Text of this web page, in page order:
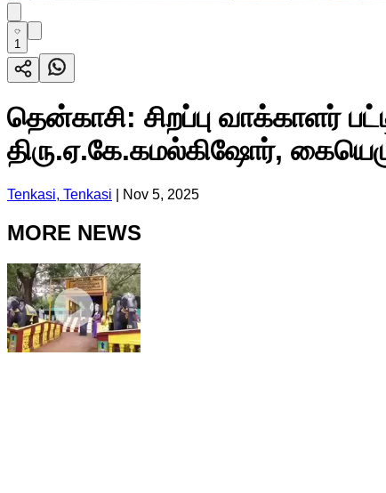
1
தென்காசி: சிறப்பு வாக்காளர்
திரு.ஏ.கே.கமல்கிஷோர்,
Tenkasi, Tenkasi Nov 5, 2025
MORE NEWS